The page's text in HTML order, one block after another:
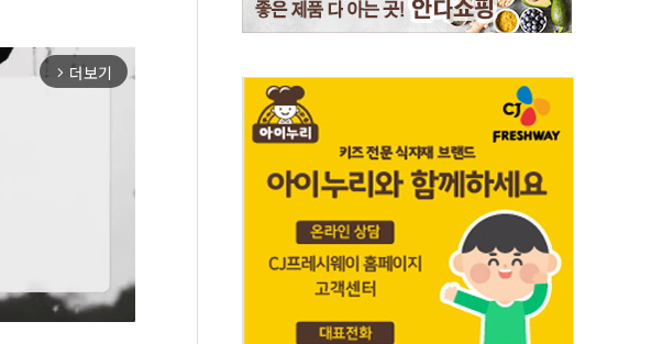
arrow_forward_ios 더보기